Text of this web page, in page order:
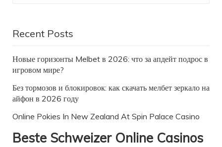
Recent Posts
Новые горизонты Melbet в 2026: что за апдейт подрос в
игровом мире?
Без тормозов и блокировок: как скачать мелбет зеркало на
айфон в 2026 году
Online Pokies In New Zealand At Spin Palace Casino
Beste Schweizer Online Casinos